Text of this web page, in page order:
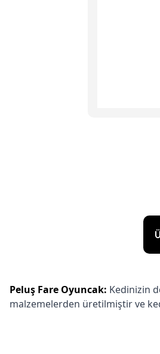
Peluş Fare Oyuncak: Kedinizin
malzemelerden üretilmiştir ve